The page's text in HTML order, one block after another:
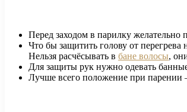
Перед заходом в парилку
Что бы защитить голову от
Нельзя расчёсывать в бане волосы,
Для защиты рук нужно одевать
Лучше всего положение при парении